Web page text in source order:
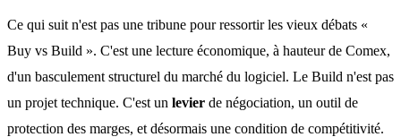
Ce qui suit n'est pas une tribune pour ressortir les vieux débats «
Buy vs Build ». C'est une lecture économique, à hauteur de Comex,
d'un basculement structurel du marché du logiciel. Le Build n'est pas
un projet technique. C'est un levier de négociation, un outil de
protection des marges, et désormais une condition de compétitivité.